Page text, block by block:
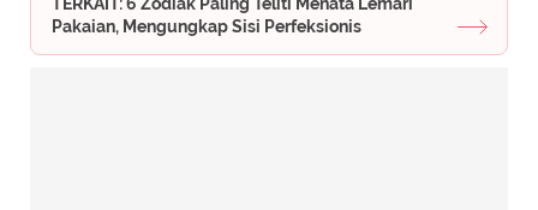
TERKAIT: 6 Zodiak Paling Teliti Menata Lemari
Pakaian, Mengungkap Sisi Perfeksionis